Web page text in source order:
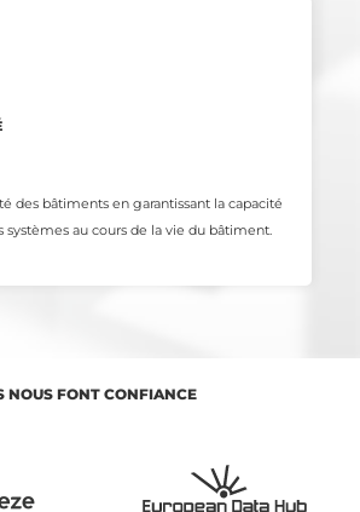
des bâtiments en garantissant la capacité
systèmes au cours de la vie du bâtiment.
NOUS FONT CONFIANCE